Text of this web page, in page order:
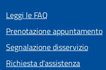
Leggi le FAQ
Prenotazione appuntamento
Segnalazione disservizio
Richiesta d'assistenza